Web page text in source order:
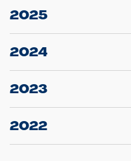
2025
23.12.2025
Projekt S5: Start der
2024
10.12.2024
Großprojekt S5:
2023
20.12.2023
Schleswig-Holstein
2022
22.12.2022